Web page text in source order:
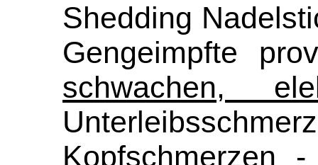
Shedding
Gengeimpfte
schwachen,
Kopfschmerzen